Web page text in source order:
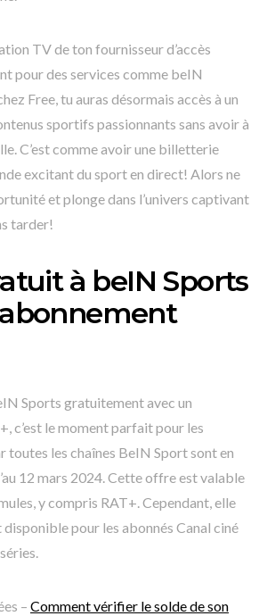
TV de ton fournisseur d’accès
pour des services comme beIN
Free, tu auras désormais accès à un
sportifs passionnants sans avoir à
C’est comme avoir une billetterie
excitant du sport en direct! Alors ne
et plonge dans l’univers captivant
tarder!
à beIN Sports
Sports gratuitement avec un
c’est le moment parfait pour les
toutes les chaînes BeIN Sport sont en
12 mars 2024. Cette offre est valable
y compris RAT+. Cependant, elle
pour les abonnés Canal ciné
– Comment vérifier le solde de son